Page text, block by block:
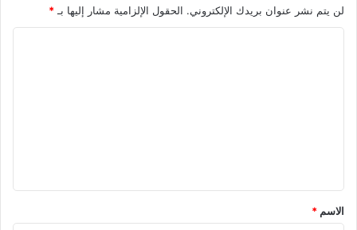
لن يتم نشر عنوان بريدك الإلكتروني. الحقول الإلزامية مشار إليها بـ*
*
الاسم *